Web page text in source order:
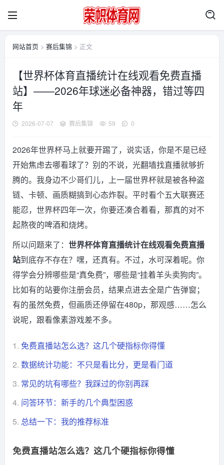
网站首页 > 赛后集锦 > 正文
【世界杯体育直播统计在线观看免费直播
站】——2026年球迷必备神器，错过等四
年
2026-07-07 赛后集锦 59 0
2026年世界杯马上就要开踢了，说实话，你是不是已经
开始焦虑去哪看球了？别的不说，光翻墙找直播就够折
腾的。我身边不少哥们儿，上一届世界杯就是被各种盗
链、卡顿、画质糊搞到心态炸裂。平时看个五大联赛还
能忍，世界杯四年一次，你要还凑合着看，那真的对不
起熬夜的啤酒和烧烤。
所以问题来了： 世界杯体育直播统计在线观看免费直播
站到底存不存在？嘿，还真有。不过，水可深着呢。你
得学会分辨哪些是“真免费”，哪些是“挂着羊头卖狗肉”。
比如有的站要你注册会员，结果点进去全是广告弹窗；
有的虽然免费，但画质还停留在480p，那观感……怎么
说呢，跟看像素游戏差不多。
1. 免费直播站怎么选？这几个硬指标你得懂
2. 数据统计功能：不只是看比分，更是看门道
3. 常见的坑有哪些？我踩过的你别再踩
4. 问答环节：新手的几个典型困惑
5. 总结一下：我的推荐标准
免费直播站怎么选？这几个硬指标你得懂